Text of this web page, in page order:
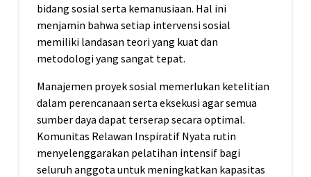
bidang sosial serta kemanusiaan. Hal ini
menjamin bahwa setiap intervensi sosial
memiliki landasan teori yang kuat dan
metodologi yang sangat tepat.
Manajemen proyek sosial memerlukan ketelitian
dalam perencanaan serta eksekusi agar semua
sumber daya dapat terserap secara optimal.
Komunitas Relawan Inspiratif Nyata rutin
menyelenggarakan pelatihan intensif bagi
seluruh anggota untuk meningkatkan kapasitas